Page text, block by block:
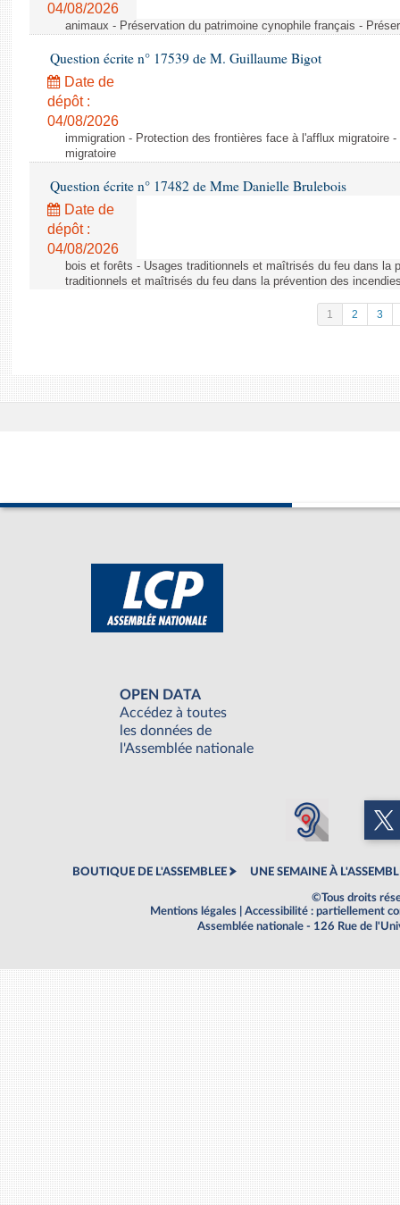
04/08/2026
animaux - Préservation du patrimoine cynophile français -
Question écrite n° 17539 de M. Guillaume Bigot
Date de
dépôt :
04/08/2026
immigration - Protection des frontières face à l'afflux migratoire
migratoire
Question écrite n° 17482 de Mme Danielle Brulebois
Date de
dépôt :
04/08/2026
bois et forêts - Usages traditionnels et maîtrisés du feu dans la
traditionnels et maîtrisés du feu dans la prévention des
1 2 3
OPEN DATA
Accédez à toutes
les données de
l'Assemblée nationale
BOUTIQUE DE L'ASSEMBLEE UNE SEMAINE À
©Tous droits
Mentions légales
Accessibilité : partiellement
Assemblée nationale - 126 Rue de